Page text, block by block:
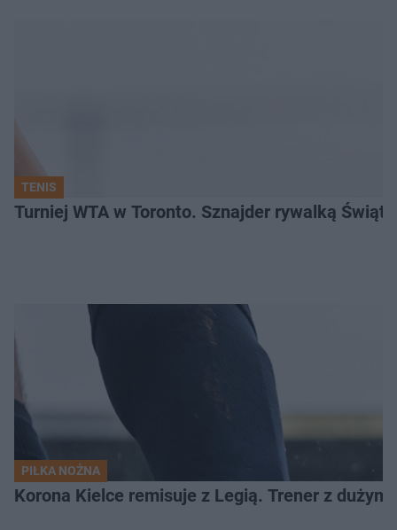
TENIS
Turniej WTA w Toronto. Sznajder rywalką
PIŁKA NOŻNA
Korona Kielce remisuje z Legią. Trener z dużym